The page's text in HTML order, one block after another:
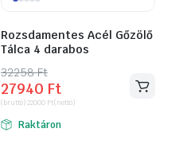
Rozsdamentes Acél Gőzölő
Tálca 4 darabos
32258Ft
Original
price
was:
32258 Ft.
27940 Ft
Current
price
is:
27940 Ft.
(bruttó)22000 Ft(nettó)
Raktáron